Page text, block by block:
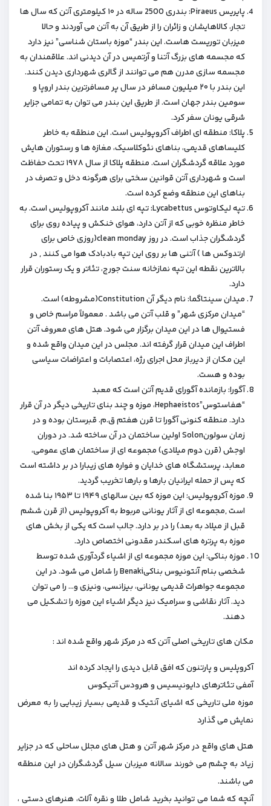
پایریس Piraeus: بندری 2500 ساله در ۱۰ کیلومتری آتن که سال ها
تجار، کالاهایشان و زائران را از طریق آن به آتن می آوردند و حالا
میزبان توریست هاست. این بندر “موزه باستان شناسی” نیز دارد
که مجسمه های بزرگ آتنا و آرتمیس در آن دیدنی اند. علاقمندان به
مجسمه سازی مدرن هم می توانند از گالری شهرداری دیدن کنند.
این بندر با ۲۰ میلیون مسافر در سال پر مسافرترین بندر اروپا و
سومین بندر جهان است. از طریق این بندر می توان به تمامی جزایر
شرقی یونان سفر کرد.
پلاکا: منطقه ای اطراف آکروپولیس است. این منطقه به خاطر
کلیساهای قدیمی، بناهای نئوکلاسیک، مغازه ها و رستوران هایش
مورد علاقه گردشگران است. منطقه پلاکا از سال ۱۹۷۸ تحت حفاظت
است و شهرداری آتن قوانین سختی برای هرگونه دخل و تصرف در
بناهای این منطقه وضع کرده است.
تپه لیکاوتوس Lycabettus: تپه ای بلند مانند آکروپولیس است. به
خاطر منظره خوبی که از آتن دارد، هوای خنکش و پیاده روی برای
گردشگران جذاب است. در روز clean monday(روزی خاص برای
ارتدوکس ها ) آتنی ها بر روی این تپه بادبادک هوا می کنند , در
بالاترین نقطه این تپه نمازخانه سنت جورج، تئاتر و یک رستوران قرار
دارد.
میدان سینتاگما: نام دیگر آن Constitution(مشروطه) است.
“میدان مرکزی شهر” و قلب آتن می باشد . معمولاً مراسم خاص و
فستیوال ها در این میدان برگزار می شود. هتل های معروف آتن
اطراف این میدان قرار گرفته اند. مجلس در این میدان واقع شده و
این مکان از دیرباز محل اجرای رژه، اعتصابات و اعتراضات سیاسی
بوده و هست.
آگورا: بازمانده آگورای قدیم آتن است که معبد
“هفاستوس”Hephaeistos، موزه و چند بنای تاریخی دیگر در آن قرار
دارد. منطقه کنونی آگورا تا قرن هفتم ق.م. قبرستان بوده و در
زمان سولونSolon اولین ساختمان در آن ساخته شد. در دوران
اوجش (قرن دوم میلادی) مجموعه ای از ساختمان های عمومی،
معابد، پرستشگاه های خدایان و فواره های زیبارا در بر داشته است
که پس از حمله ایرانیان بارها و بارها تخریب گردید.
موزه آکروپولیس: این موزه که بین سالهای ۱۹۴۹ تا ۱۹۵۳ بنا شده
است ,مجموعه ای از آثار یونانی مربوط به آکروپولیس (از قرن ششم
قبل از میلاد به بعد) را در بر دارد. جالب است که یکی از بخش های
موزه به پرتره های اسکندر مقدونی اختصاص دارد.
موزه بناکی: این موزه مجموعه ای از اشیاء گردآوری شده توسط
شخصی بنام آنتونیوس بناکیBenaki را شامل می شود. در این
مجموعه جواهرات قدیمی یونانی، بیزانسی، ونیزی و… را می توان
دید. آثار نقاشی و سرامیک نیز دیگر اشیاء این موزه را تشکیل می
دهند.
مکان های تاریخی اصلی آتن که در مرکز شهر واقع شده اند :
آکروپلیس و پارتنون که افق قابل دیدی را ایجاد کرده اند
آمفی تئاترهای دایونیسیس و هرودس آتیکوس
موزه ملی تاریخی که اشیای آنتیک و قدیمی بسیار زیبایی را به معرض
نمایش می گذارد
هتل های واقع در مرکز شهر آتن و هتل های مجلل ساحلی که در جزایر
زیاد به چشم می خورند سالانه میزبان سیل گردشگران در این منطقه
می باشند.
آنچه که شما می توانید بخرید شامل طلا و نقره آلات، هنرهای دستی ،